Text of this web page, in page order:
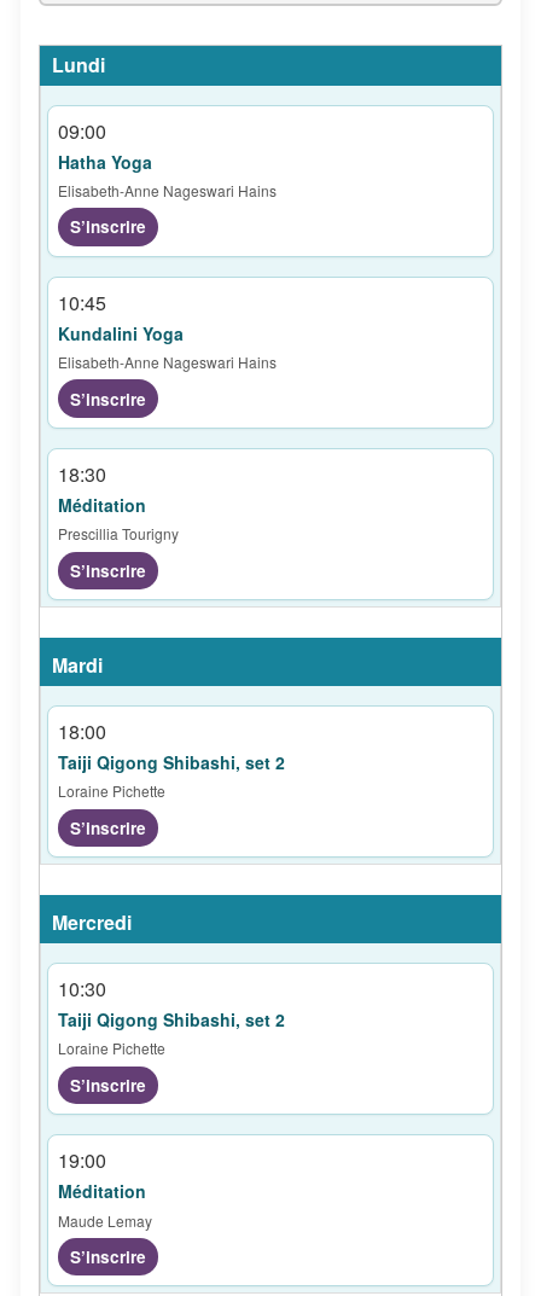
09:00
Hatha Yoga
Elisabeth-Anne Nageswari Hains
S’inscrire
10:45
Kundalini Yoga
Elisabeth-Anne Nageswari Hains
S’inscrire
18:30
Méditation
Prescillia Tourigny
S’inscrire
18:00
Taiji Qigong Shibashi, set 2
Loraine Pichette
S’inscrire
10:30
Taiji Qigong Shibashi, set 2
Loraine Pichette
S’inscrire
19:00
Méditation
Maude Lemay
S’inscrire